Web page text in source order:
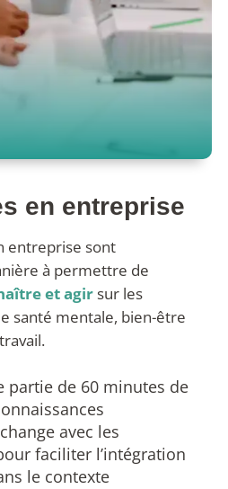
en entreprise
entreprise sont
à permettre de
et agir sur les
santé mentale, bien-être
partie de 60 minutes de
avec les
faciliter l’intégration
le contexte